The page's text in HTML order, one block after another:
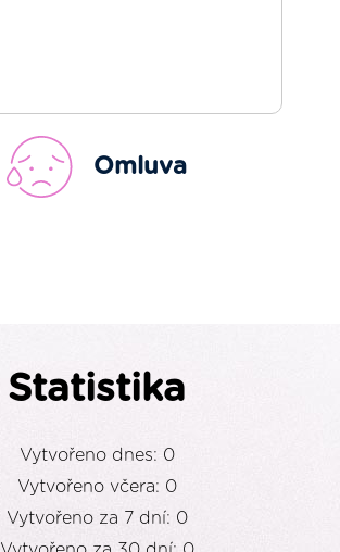
Omluva
Statistika
Vytvořeno dnes: 0
Vytvořeno včera: 0
Vytvořeno za 7 dní: 0